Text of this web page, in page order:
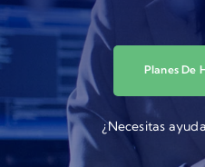
Planes De
¿Necesitas